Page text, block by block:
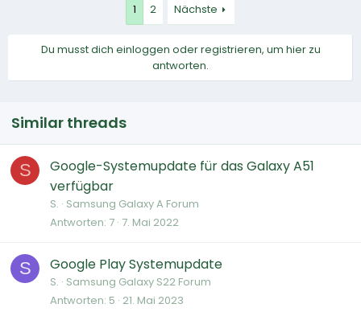
1 2 Nächste
Du musst dich einloggen oder registrieren, um hier zu
antworten.
Similar threads
S
Google-Systemupdate für das Galaxy A51
verfügbar
S. Samsung Galaxy A Forum
Antworten 7 7. Mai 2022
S Google Play Systemupdate
S. Samsung Galaxy S22 Forum
Antworten 5 21. Mai 2023